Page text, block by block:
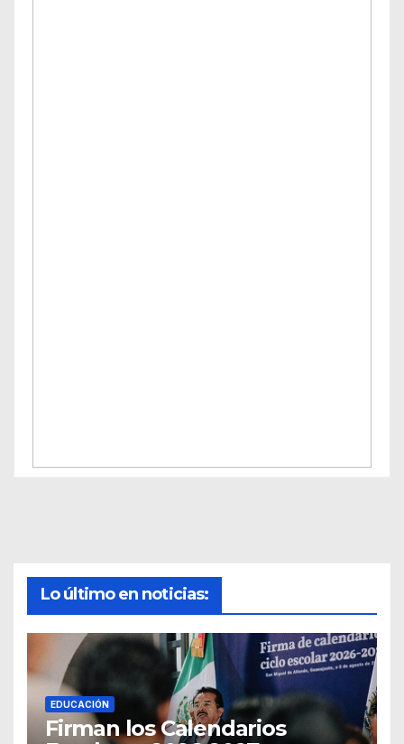
Lo último en noticias:
EDUCACIÓN
Firman los Calendarios